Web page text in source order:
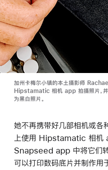
加州卡梅尔小镇的本土摄影师
Hipstamatic 相机 app 拍摄照片，
为黑白照片。
她不再携带好几部相机或各
上使用 Hipstamatic 相机
Snapseed app 中将它们转
可以打印数码底片并制作用